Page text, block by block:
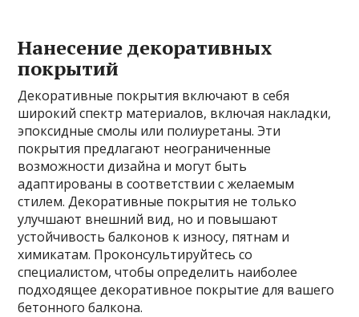
Нанесение декоративных
покрытий
Декоративные покрытия включают в себя
широкий спектр материалов, включая накладки,
эпоксидные смолы или полиуретаны. Эти
покрытия предлагают неограниченные
возможности дизайна и могут быть
адаптированы в соответствии с желаемым
стилем. Декоративные покрытия не только
улучшают внешний вид, но и повышают
устойчивость балконов к износу, пятнам и
химикатам. Проконсультируйтесь со
специалистом, чтобы определить наиболее
подходящее декоративное покрытие для вашего
бетонного балкона.